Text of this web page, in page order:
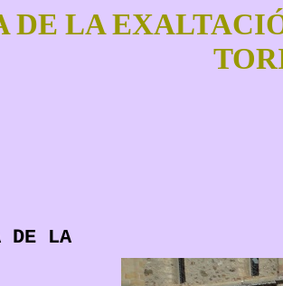
DE LA
DE LA